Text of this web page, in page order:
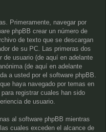
Primeramente, navegar por
phpBB crear un número de
de texto que se descargan
de su PC. Las primeras dos
de usuario (de aquí en adelante
(de aquí en adelante
a usted por el software phpBB.
haya navegado por temas en
registrar cuales han sido
de usuario.
al software phpBB mientras
cuales exceden el alcance de